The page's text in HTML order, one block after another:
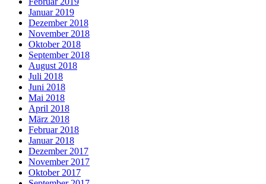
Januar 2019
Dezember 2018
November 2018
Oktober 2018
September 2018
August 2018
Juli 2018
Juni 2018
Mai 2018
April 2018
März 2018
Februar 2018
Januar 2018
Dezember 2017
November 2017
Oktober 2017